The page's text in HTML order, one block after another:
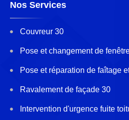
Nos Services
Couvreur 30
Pose et changement de
Pose et réparation de faîtage
Ravalement de façade 30
Intervention d'urgence fuite